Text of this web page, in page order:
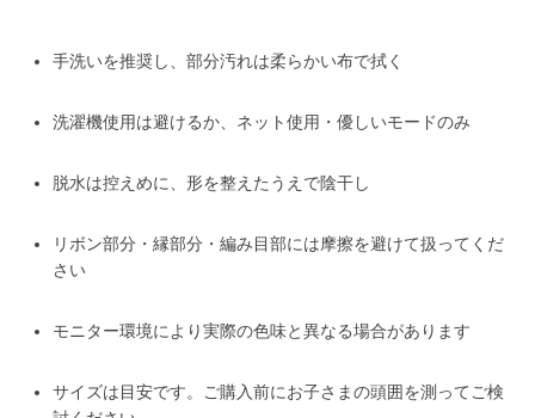
手洗いを推奨し、部分汚れは柔らかい布で拭く
洗濯機使用は避けるか、ネット使用・優しいモードのみ
脱水は控えめに、形を整えたうえで陰干し
リボン部分・縁部分・編み目部には摩擦を避けて扱ってくだ
さい
モニター環境により実際の色味と異なる場合があります
サイズは目安です。ご購入前にお子さまの頭囲を測ってご検